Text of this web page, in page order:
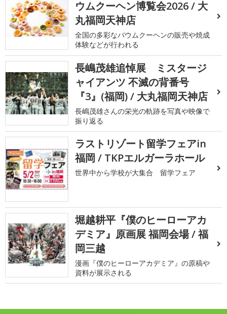
ウムクーヘン博覧会2026 / 大
丸福岡天神店
全国の多彩なバウムクーヘンの販売や焼成
体験などが行われる
長嶋茂雄追悼展 ミスタージ
ャイアンツ 不滅の背番号
『3』(福岡) / 大丸福岡天神店
長嶋茂雄さんの栄光の軌跡を写真や映像で
振り返る
ラストリゾート留学フェアin
福岡 / TKPエルガーラホール
世界中から学校が大集合 留学フェア
堀越耕平『僕のヒーローアカ
デミア』原画展 福岡会場 / 福
岡三越
漫画『僕のヒーローアカデミア』の原稿や
資料が展示される